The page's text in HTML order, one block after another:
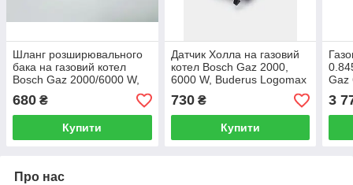
Шланг розширювального
бака на газовий котел
Bosch Gaz 2000/6000 W,
Buderus Logomax U072
87186436230
680 ₴
Купити
Датчик Холла на газовий
котел Bosch Gaz 2000,
6000 W, Buderus Logomax
U072-24K, U072-24
730₴
Купити
Gaz
3
Про нас